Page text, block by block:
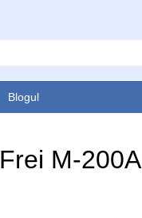
Blogul
M-200A